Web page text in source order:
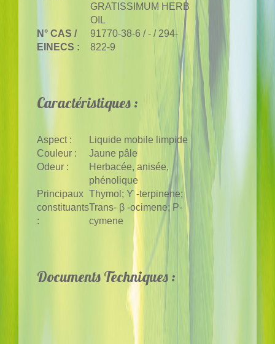
GRATISSIMUM HERB
OIL
N° CAS /
EINECS :
91770-38-6 / - / 294-
822-9
Caractéristiques :
Aspect :
Liquide mobile limpide
Couleur :
Jaune pâle
Odeur :
Herbacée, anisée,
phénolique
Principaux
constituants
:
Thymol; ϒ -terpinene;
Trans- β -ocimene; P-
cymene
Documents Techniques :